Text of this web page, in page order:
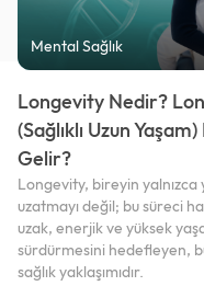
Mental Sağlık
Longevity Nedir?
(Sağlıklı Uzun
Gelir?
Longevity, bireyin yalnızca
uzatmayı değil; bu süreci
uzak, enerjik ve yüksek
sürdürmesini hedefleyen,
sağlık yaklaşımıdır.